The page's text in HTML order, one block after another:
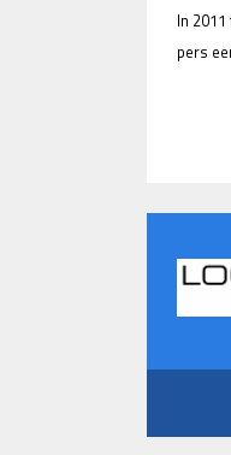
In
pers